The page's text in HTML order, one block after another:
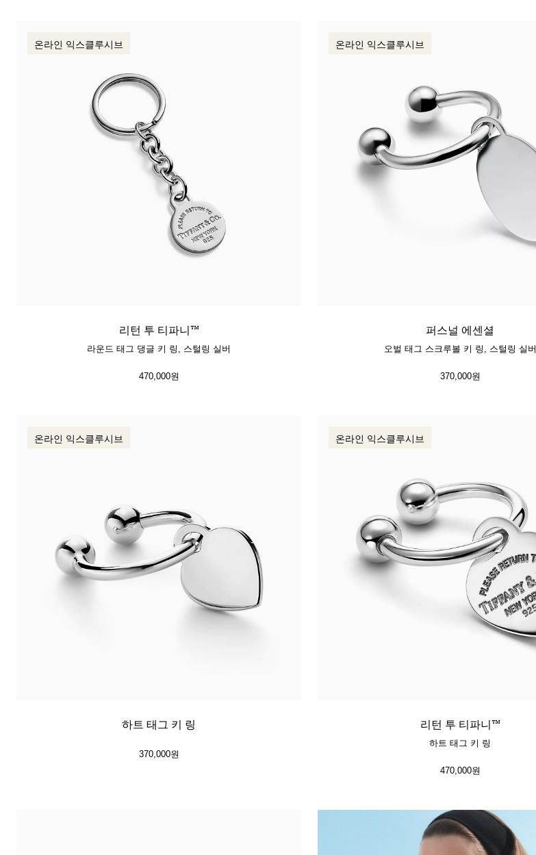
온라인 익스클루시브
리턴 투 티파니™
라운드 태그 댕글 키 링, 스털링 실버
470,000원
온라인 익스클루시브
퍼스널 에센셜
오벌 태그 스크루볼 키 링, 스털링 실버
370,000원
온라인 익스클루시브
하트 태그 키 링
370,000원
온라인 익스클루시브
리턴 투 티파니™
하트 태그 키 링
470,000원